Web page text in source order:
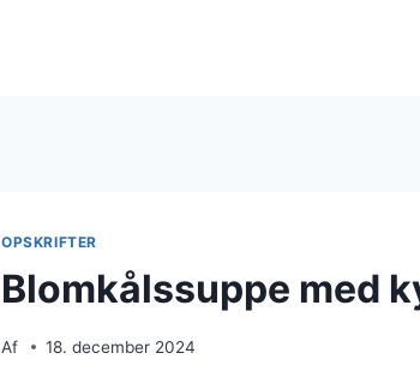
OPSKRIFTER
Blomkålssuppe med
Af 18. december 2024